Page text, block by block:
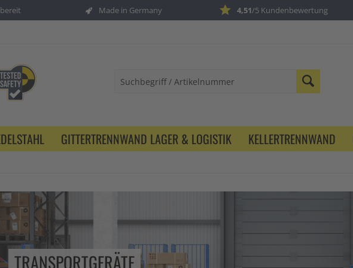
Made in Germany 4,51/5 Kundenbewertung
GITTERTRENNWAND LAGER & LOGISTIK KELLERTRENNWAND
TRANSPORTGERÄTE